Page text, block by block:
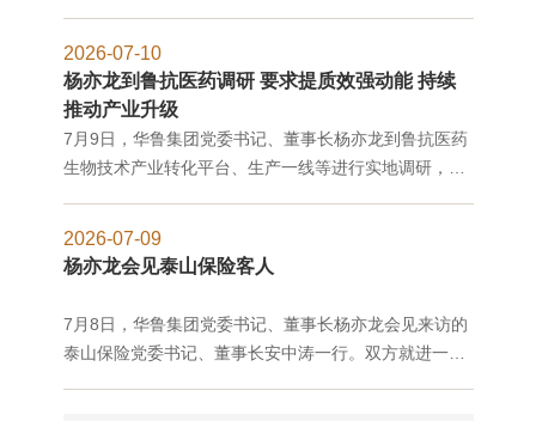
2026-07-10
杨亦龙到鲁抗医药调研 要求提质效强动能 持续
推动产业升级
7月9日，华鲁集团党委书记、董事长杨亦龙到鲁抗医药
生物技术产业转化平台、生产一线等进行实地调研，看
长彭欣关于企业整体情况的汇报。
2026-07-09
杨亦龙会见泰山保险客人
7月8日，华鲁集团党委书记、董事长杨亦龙会见来访的
泰山保险党委书记、董事长安中涛一行。双方就进一步